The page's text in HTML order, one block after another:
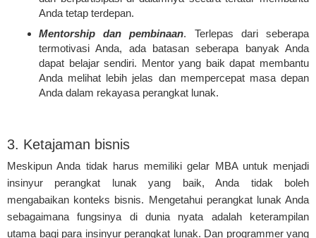
Anda tetap terdepan.
Mentorship dan pembinaan. Terlepas dari seberapa
termotivasi Anda, ada batasan seberapa banyak Anda
dapat belajar sendiri. Mentor yang baik dapat membantu
Anda melihat lebih jelas dan mempercepat masa depan
Anda dalam rekayasa perangkat lunak.
3. Ketajaman bisnis
Meskipun Anda tidak harus memiliki gelar MBA untuk menjadi
insinyur perangkat lunak yang baik, Anda tidak boleh
mengabaikan konteks bisnis. Mengetahui perangkat lunak Anda
sebagaimana fungsinya di dunia nyata adalah keterampilan
utama bagi para insinyur perangkat lunak. Dan programmer yang